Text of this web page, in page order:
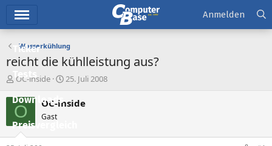
Ticker
Tests
Downloads
Preisvergleich
Anmelden
Wasserkühlung
reicht die kühlleistung aus?
E
s
t
e
OC-inside
E
s
25. Juli 2008
O OC-inside
Gast